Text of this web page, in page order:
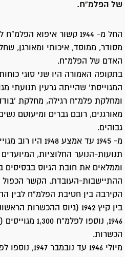
של הפלמ”ח.
החל מ- 1944 קשור איפוא
מסודר, ממוסד, איכותי ומאורגן,
האדם של הפלמ”ח.
בתקופה האמורה היו שני סוגי
המגוייסת’ שהייתה גרעין תנועתי
ומחלקת פלמ”ח רגילה, מחלקת
מאורגנים, רובם גברים ומיעוטם
גבוהים.
מ- 1945 עד אמצע
תנועות-הנוער החלוציות,
וממלאים את חובת הגיוס בבסיסים
ההתיישבות-העובדת. הקשר הכפול
הקירבה בין חטיבת הפלמ”ח לבין
בין קיץ 1942 (גיוס
הכשרות.